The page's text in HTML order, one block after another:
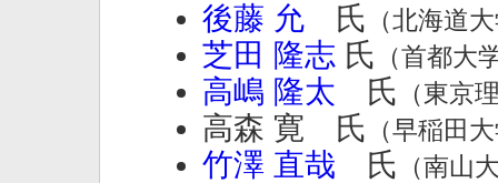
後藤 允 氏 （北海道
芝田 隆志 氏 （首都大
高嶋 隆太 氏 （東京
高森 寛 氏 （早稲田
竹澤 直哉 氏 （南山